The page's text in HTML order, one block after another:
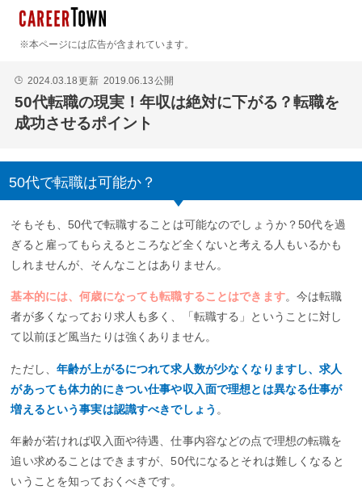
※本ページには広告が含まれています。
🕒 2024.03.18更新 2019.06.13公開
50代転職の現実！年収は絶対に下がる？転職を
成功させるポイント
50代で転職は可能か？
そもそも、50代で転職することは可能なのでしょうか？50代を過
ぎると雇ってもらえるところなど全くないと考える人もいるかも
しれませんが、そんなことはありません。
基本的には、何歳になっても転職することはできます。今は転職
者が多くなっており求人も多く、「転職する」ということに対し
て以前ほど風当たりは強くありません。
ただし、年齢が上がるにつれて求人数が少なくなりますし、求人
があっても体力的にきつい仕事や収入面で理想とは異なる仕事が
増えるという事実は認識すべきでしょう 。
年齢が若ければ収入面や待遇、仕事内容などの点で理想の転職を
追い求めることはできますが、50代になるとそれは難しくなると
いうことを知っておくべきです。